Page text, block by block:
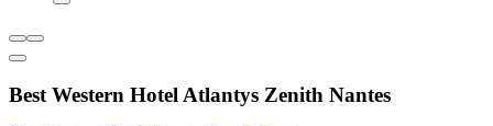
Best Western Hotel Atlantys Zenith Nantes